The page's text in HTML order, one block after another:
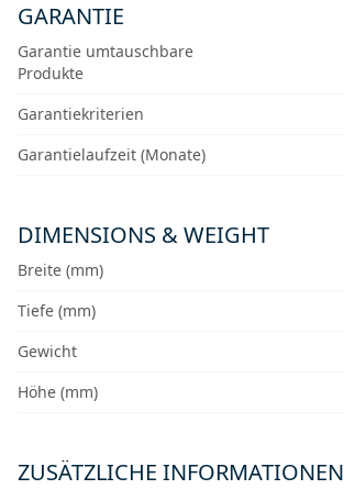
GARANTIE
Garantie umtauschbare
Produkte
Garantiekriterien
Garantielaufzeit (Monate)
DIMENSIONS & WEIGHT
Breite (mm)
Tiefe (mm)
Gewicht
Höhe (mm)
ZUSÄTZLICHE INFORMATIONEN